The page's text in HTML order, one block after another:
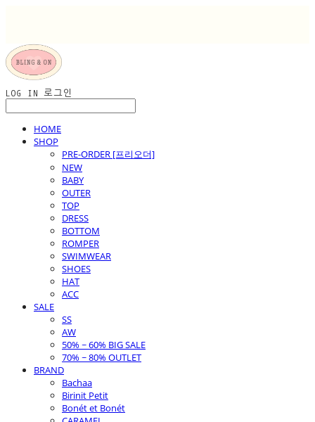
LOG IN 로그인
HOME
SHOP
PRE-ORDER [프리오더]
NEW
BABY
OUTER
TOP
DRESS
BOTTOM
ROMPER
SWIMWEAR
SHOES
HAT
ACC
SALE
SS
AW
50% ~ 60% BIG SALE
70% ~ 80% OUTLET
BRAND
Bachaa
Birinit Petit
Bonét et Bonét